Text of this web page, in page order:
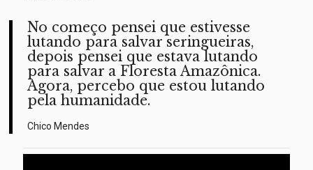
No começo pensei que estivesse
lutando para salvar seringueiras,
depois pensei que estava lutando
para salvar a Floresta Amazônica.
Agora, percebo que estou lutando
pela humanidade.
Chico Mendes